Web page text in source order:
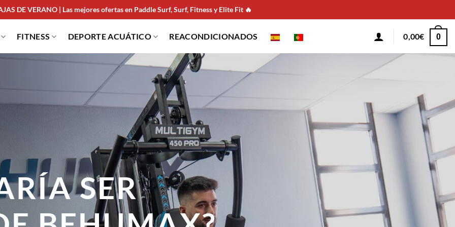
DE VERANO | Las mejores ofertas en Paddle Surf, Surf, Fitness y Elite Fit 🔥
FITNESS DEPORTE ACUÁTICO REACONDICIONADOS 0,00€ 0
SER